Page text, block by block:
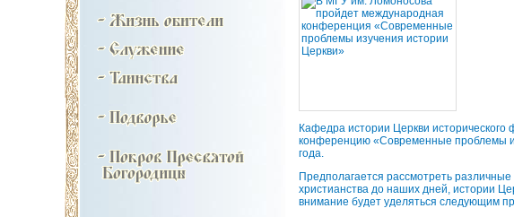
Кафедра истории Церкви
конференцию «Современные проблемы
года.
Предполагается рассмотреть
христианства до наших дней, истории
внимание будет уделяться следующим